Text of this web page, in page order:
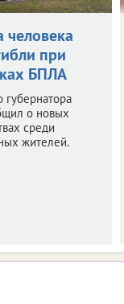
человека
при
БПЛА
губернатора
о новых
среди
жителей.